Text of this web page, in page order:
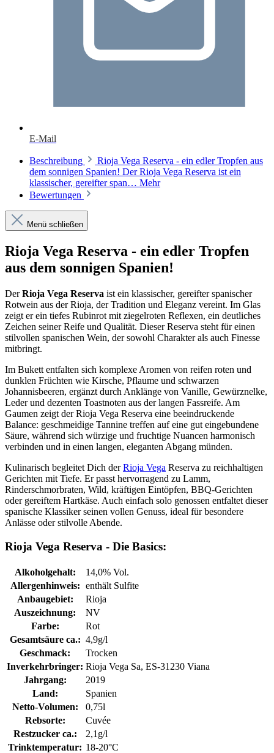
E-Mail
Beschreibung
Rioja Vega Reserva - ein edler Tropfen aus
dem sonnigen Spanien! Der Rioja Vega Reserva ist ein
klassischer, gereifter span… Mehr
Bewertungen
Menü schließen
Rioja Vega Reserva - ein edler Tropfen
aus dem sonnigen Spanien!
DerRioja Vega Reserva ist ein klassischer, gereifter spanischer
Rotwein aus der Rioja, der Tradition und Eleganz vereint. Im Glas
zeigt er ein tiefes Rubinrot mit ziegelroten Reflexen, ein deutliches
Zeichen seiner Reife und Qualität. Dieser Reserva steht für einen
stilvollen spanischen Wein, der sowohl Charakter als auch Finesse
mitbringt.
Im Bukett entfalten sich komplexe Aromen von reifen roten und
dunklen Früchten wie Kirsche, Pflaume und schwarzen
Johannisbeeren, ergänzt durch Anklänge von Vanille, Gewürznelke,
Leder und dezenten Toastnoten aus der langen Fassreife. Am
Gaumen zeigt der Rioja Vega Reserva eine beeindruckende
Balance: geschmeidige Tannine treffen auf eine gut eingebundene
Säure, während sich würzige und fruchtige Nuancen harmonisch
verbinden und in einen langen, eleganten Abgang münden.
Kulinarisch begleitet Dich derRioja Vega Reserva zu reichhaltigen
Gerichten mit Tiefe. Er passt hervorragend zu Lamm,
Rinderschmorbraten, Wild, kräftigen Eintöpfen, BBQ-Gerichten
oder gereiftem Hartkäse. Auch einfach solo genossen entfaltet dieser
spanische Klassiker seinen vollen Genuss, ideal für besondere
Anlässe oder stilvolle Abende.
Rioja Vega Reserva - Die Basics:
Alkoholgehalt:
14,0% Vol.
Allergenhinweis: enthält Sulfite
Anbaugebiet:
Rioja
Auszeichnung:
NV
Farbe:
Rot
Gesamtsäure ca.: 4,9g/l
Geschmack:
Trocken
Inverkehrbringer: Rioja Vega Sa, ES-31230 Viana
Jahrgang:
2019
Land:
Spanien
Netto-Volumen:
0,75l
Rebsorte:
Cuvée
Restzucker ca.:
2,1g/l
Trinktemperatur: 18-20°C